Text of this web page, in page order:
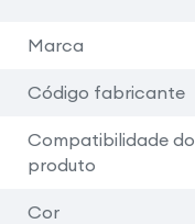
Marca
Código fabricante
Compatibilidade do
produto
Cor